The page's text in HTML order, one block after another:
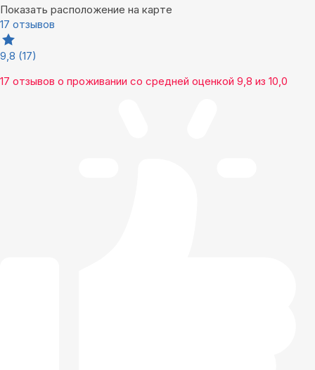
Показать расположение на карте
17 отзывов
9,8 (17)
17 отзывов о проживании со средней оценкой 9,8 из 10,0